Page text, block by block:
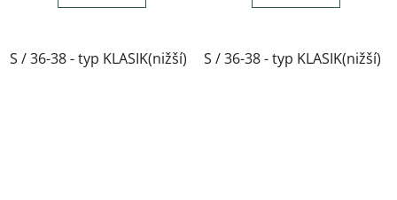
S / 36-38 - typ KLASIK(nižší) M / 39-41- typ KLASIK(nižší)
S / 36-38 - typ KLASIK(nižší)